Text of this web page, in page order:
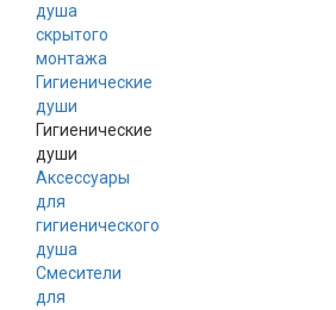
душа
скрытого
монтажа
Гигиенические
души
Гигиенические
души
Аксессуары
для
гигиенического
душа
Смесители
для